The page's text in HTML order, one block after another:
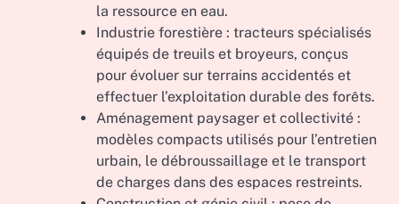
la ressource en eau.
Industrie forestière : tracteurs spécialisés
équipés de treuils et broyeurs, conçus
pour évoluer sur terrains accidentés et
effectuer l’exploitation durable des forêts.
Aménagement paysager et collectivité :
modèles compacts utilisés pour l’entretien
urbain, le débroussaillage et le transport
de charges dans des espaces restreints.